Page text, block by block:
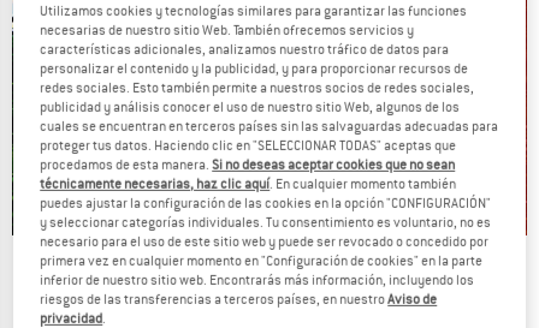
Our summer sale enters its next
phase
Utilizamos cookies y tecnologías similares para garantizar las funciones
necesarias de nuestro sitio Web. También ofrecemos servicios y
características adicionales, analizamos nuestro tráfico de datos para
personalizar el contenido y la publicidad, y para proporcionar recursos de
redes sociales. Esto también permite a nuestros socios de redes sociales,
publicidad y análisis conocer el uso de nuestro sitio Web, algunos de los
cuales se encuentran en terceros países sin las salvaguardas adecuadas para
proteger tus datos. Haciendo clic en "SELECCIONAR TODAS" aceptas que
procedamos de esta manera.Si no deseas aceptar cookies que no sean
técnicamente necesarias, haz clic aquí. En cualquier momento también
puedes ajustar la configuración de las cookies en la opción "CONFIGURACIÓN"
y seleccionar categorías individuales. Tu consentimiento es voluntario, no es
necesario para el uso de este sitio web y puede ser revocado o concedido por
primera vez en cualquier momento en "Configuración de cookies" en la parte
inferior de nuestro sitio web. Encontrarás más información, incluyendo los
riesgos de las transferencias a terceros países, en nuestroAviso de
privacidad